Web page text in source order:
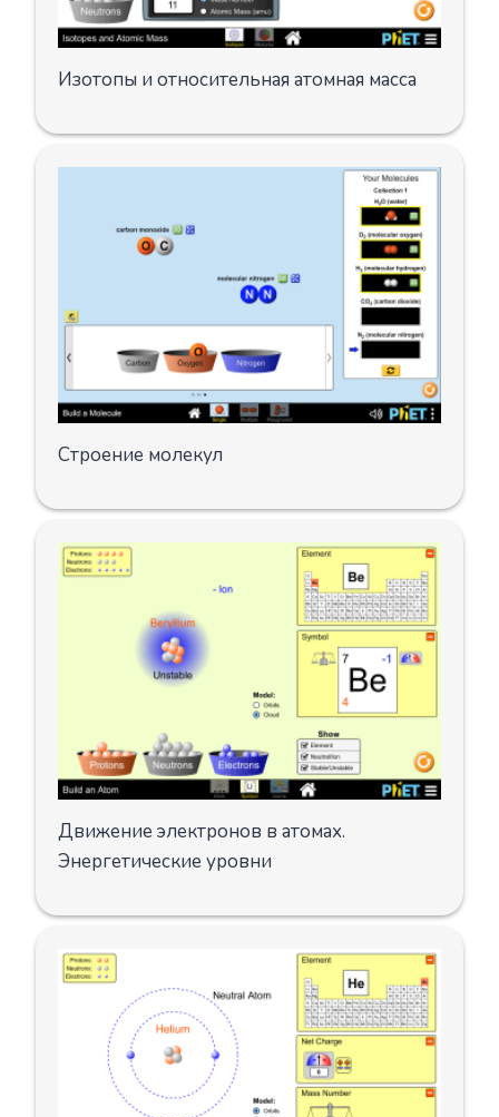
Изотопы и относительная атомная масса
Строение молекул
Движение электронов в атомах.
Энергетические уровни